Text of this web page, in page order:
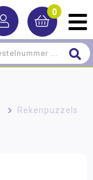
0
>
Rekenpuzzels